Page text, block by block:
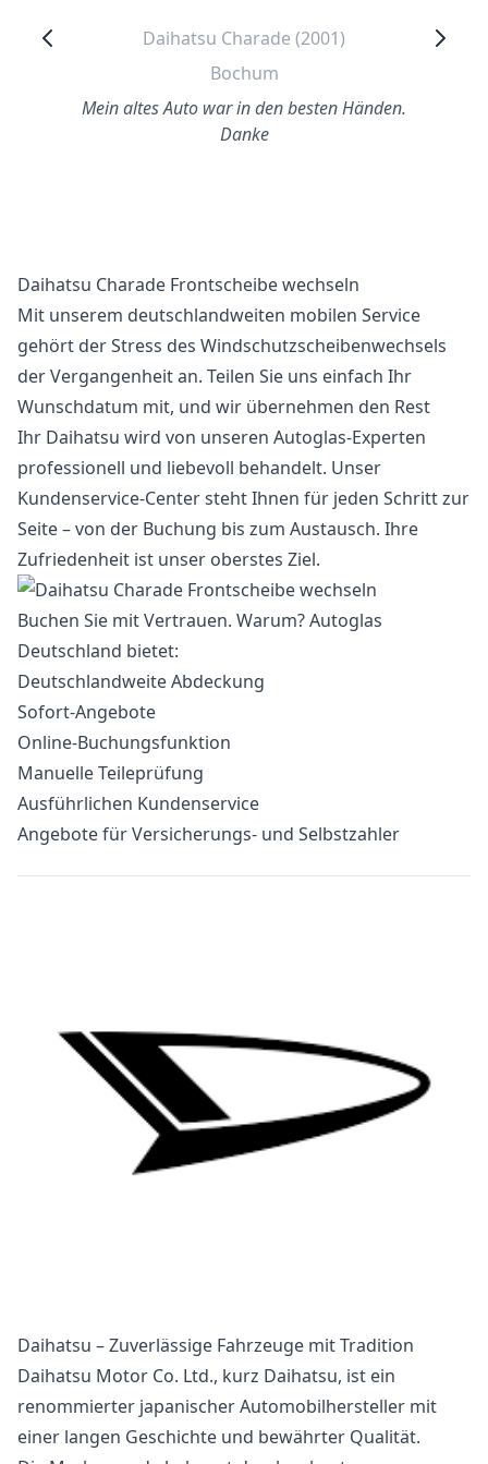
Daihatsu Charade (2001)
Bochum
Mein altes Auto war in den besten Händen.
Danke
Daihatsu Charade Frontscheibe wechseln
Mit unserem deutschlandweiten mobilen Service
gehört der Stress des Windschutzscheibenwechsels
der Vergangenheit an. Teilen Sie uns einfach Ihr
Wunschdatum mit, und wir übernehmen den Rest
Ihr Daihatsu wird von unseren Autoglas-Experten
professionell und liebevoll behandelt. Unser
Kundenservice-Center steht Ihnen für jeden Schritt zur
Seite – von der Buchung bis zum Austausch. Ihre
Zufriedenheit ist unser oberstes Ziel.
Buchen Sie mit Vertrauen. Warum? Autoglas
Deutschland bietet:
Deutschlandweite Abdeckung
Sofort-Angebote
Online-Buchungsfunktion
Manuelle Teileprüfung
Ausführlichen Kundenservice
Angebote für Versicherungs- und Selbstzahler
Daihatsu – Zuverlässige Fahrzeuge mit Tradition
Daihatsu Motor Co. Ltd., kurz Daihatsu, ist ein
renommierter japanischer Automobilhersteller mit
einer langen Geschichte und bewährter Qualität.